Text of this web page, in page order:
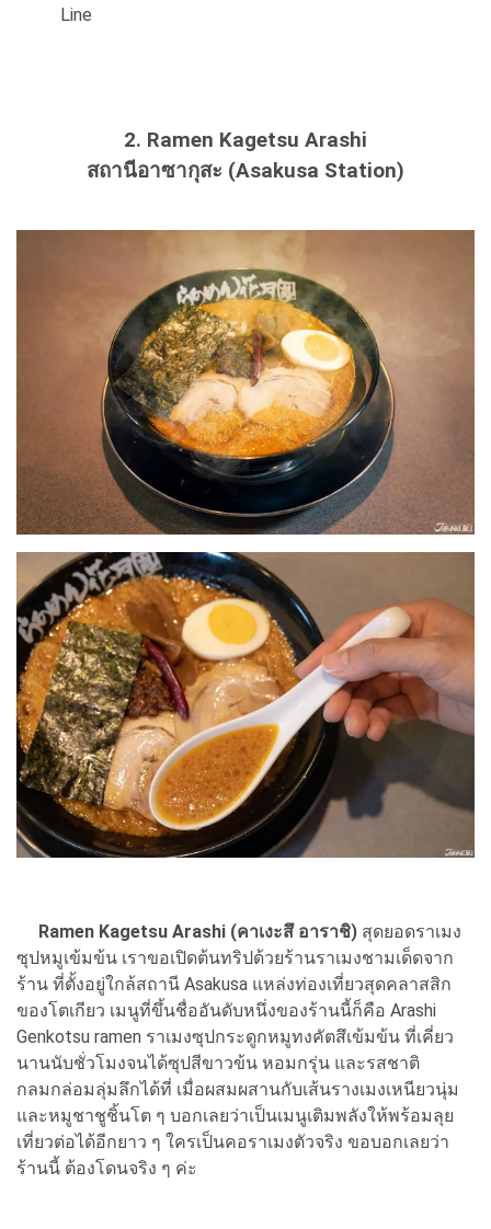
Line
2. Ramen Kagetsu Arashi
สถานีอาซากุสะ (Asakusa Station)
Ramen Kagetsu Arashi (คาเงะสึ อาราชิ) สุดยอดราเมง
ซุปหมูเข้มข้น เราขอเปิดต้นทริปด้วยร้านราเมงชามเด็ดจาก
ร้าน ที่ตั้งอยู่ใกล้สถานี Asakusa แหล่งท่องเที่ยวสุดคลาสสิก
ของโตเกียว เมนูที่ขึ้นชื่ออันดับหนึ่งของร้านนี้ก็คือ Arashi
Genkotsu ramen ราเมงซุปกระดูกหมูทงคัตสึเข้มข้น ที่เคี่ยว
นานนับชั่วโมงจนได้ซุปสีขาวข้น หอมกรุ่น และรสชาติ
กลมกล่อมลุ่มลึกได้ที่ เมื่อผสมผสานกับเส้นรางเมงเหนียวนุ่ม
และหมูชาชูชิ้นโต ๆ บอกเลยว่าเป็นเมนูเติมพลังให้พร้อมลุย
เที่ยวต่อได้อีกยาว ๆ ใครเป็นคอราเมงตัวจริง ขอบอกเลยว่า
ร้านนี้ ต้องโดนจริง ๆ ค่ะ